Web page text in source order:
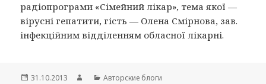
радіопрограми «Сімейний лікар», тема якої —
вірусні гепатити, гість — Олена Смірнова, зав.
інфекційним відділенням обласної лікарні.
Опубликовано
31.10.2013 АвторРубрики
Авторские блоги